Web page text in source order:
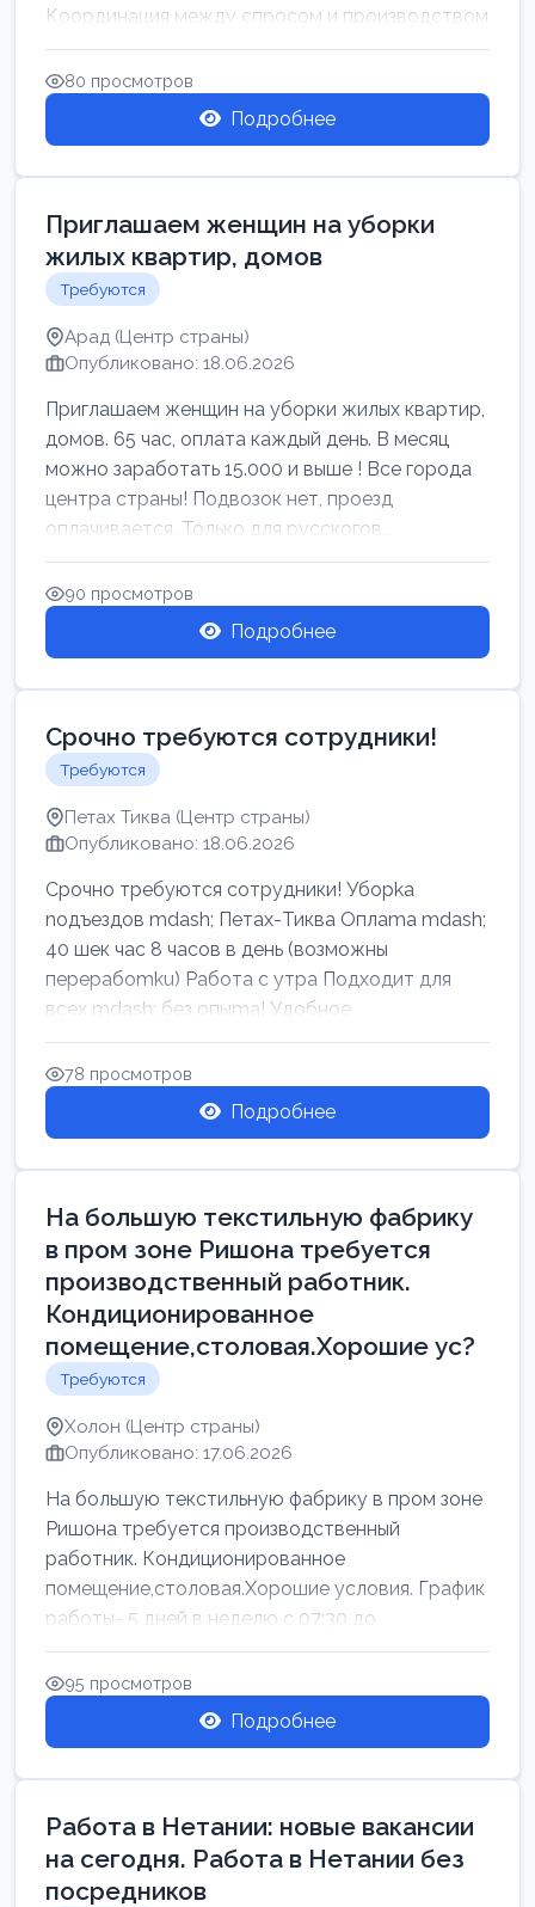
Координация между спросом и производством
для обеспечения своевр...
80 просмотров
Подробнее
Приглашаем женщин на уборки
жилых квартир, домов
Требуются
Арад (Центр страны)
Опубликовано: 18.06.2026
Приглашаем женщин на уборки жилых квартир,
домов. 65 час, оплата каждый день. В месяц
можно заработать 15.000 и выше ! Все города
центра страны! Подвозок нет, проезд
оплачивается. Только для русскогов...
90 просмотров
Подробнее
Срочно требуются сотрудники!
Требуются
Петах Тиква (Центр страны)
Опубликовано: 18.06.2026
Срочно требуются сотрудники! Убоpkа
noдъездов mdash; Петах-Тиква Оплаma mdash;
40 шек час 8 часов в день (возможны
перерабоmku) Работа с утpa Подходит для
всех mdash; без опыma! Удобное
раcnoложение Н...
78 просмотров
Подробнее
На большую текстильную фабрику
в пром зоне Ришона требуется
производственный работник.
Кондиционированное
помещение,столовая.Хорошие ус?
Требуются
Холон (Центр страны)
Опубликовано: 17.06.2026
На большую текстильную фабрику в пром зоне
Ришона требуется производственный
работник. Кондиционированное
помещение,столовая.Хорошие условия. График
работы- 5 дней в неделю с 07:30 до
17:00.Высокая за...
95 просмотров
Подробнее
Работа в Нетании: новые вакансии
на сегодня. Работа в Нетании без
посредников